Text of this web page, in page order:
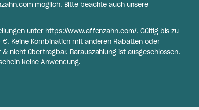
möglich. Bitte beachte auch unsere
unter https://www.affenzahn.com/. Gültig bis zu
Keine Kombination mit anderen Rabatten oder
nicht übertragbar. Barauszahlung ist ausgeschlossen.
keine Anwendung.